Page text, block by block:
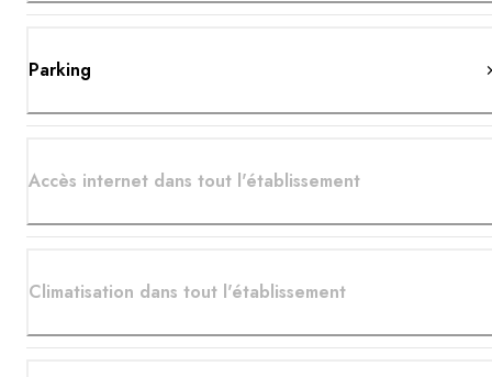
Parking
Accès internet dans tout l'établissement
Climatisation dans tout l'établissement